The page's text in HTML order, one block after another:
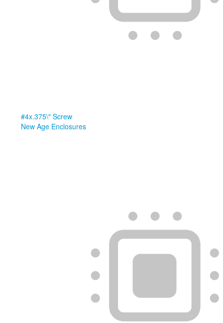
#4x.375\" Screw
New Age Enclosures